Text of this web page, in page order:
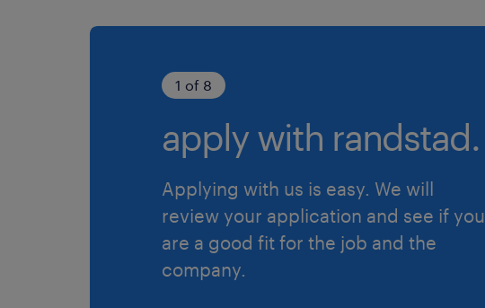
1 of 8
apply with randstad.
Applying with us is easy. We will
review your application and see if you
are a good fit for the job and the
company.